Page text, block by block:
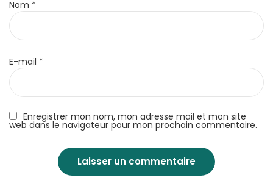
Enregistrer mon nom, mon adresse mail et mon site
web dans le navigateur pour mon prochain commentaire.
Nom *
E-mail *